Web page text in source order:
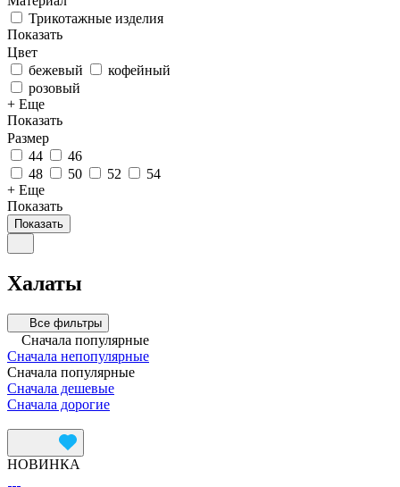
Трикотажные изделия
Показать
Цвет
бежевый
кофейный
розовый
+ Еще
Показать
Размер
44
46
48
50 52
54
+ Еще
Показать
Показать
Халаты
Все фильтры
Сначала популярные
Сначала непопулярные
Сначала популярные
Сначала дешевые
Сначала дорогие
НОВИНКА